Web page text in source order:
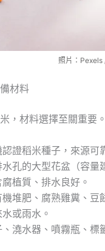
照片：Pexels
材料
，材料選擇至關重要
證稻米種子，來源可
孔的大型花盆（容量
腐植質、排水良好。
堆肥、腐熟雞糞、豆
或雨水。
澆水器、噴霧瓶、標